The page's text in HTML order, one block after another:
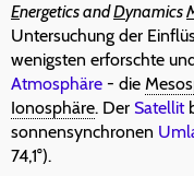
Energetics andDynamics
Untersuchung der
wenigsten erforschte
Atmosphäre - die
Ionosphäre. Der Satellit
sonnensynchronen
74,1°).